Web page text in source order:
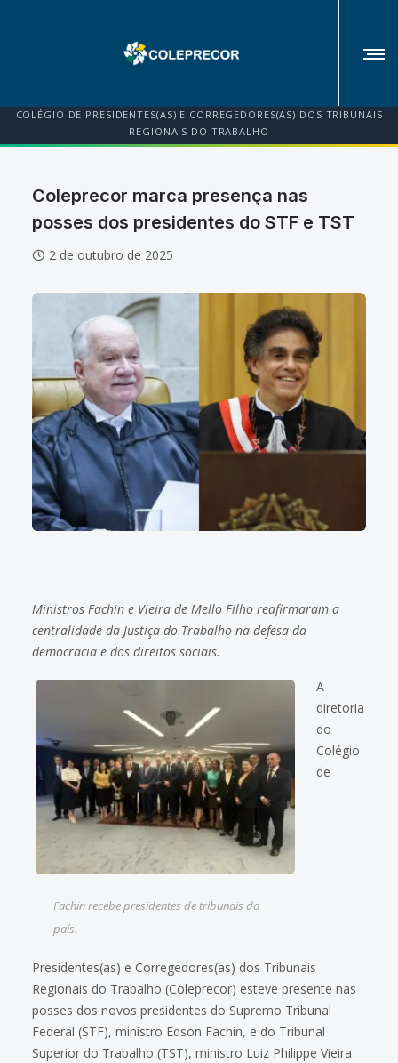
COLÉGIO DE PRESIDENTES(AS) E CORREGEDORES(AS) DOS TRIBUNAIS
REGIONAIS DO TRABALHO
Coleprecor marca presença nas
posses dos presidentes do STF e TST
2 de outubro de 2025
Ministros Fachin e Vieira de Mello Filho reafirmaram a
centralidade da Justiça do Trabalho na defesa da
democracia e dos direitos sociais.
Fachin recebe presidentes de tribunais do
país.
A
diretoria
do
Colégio
de
Presidentes(as) e Corregedores(as) dos Tribunais
Regionais do Trabalho (Coleprecor) esteve presente nas
posses dos novos presidentes do Supremo Tribunal
Federal (STF), ministro Edson Fachin, e do Tribunal
Superior do Trabalho (TST), ministro Luiz Philippe Vieira